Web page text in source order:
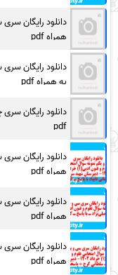
دانلود رایگان
همراه pdf
دانلود رایگان
به همراه pdf
دانلود رایگان
pdf
دانلود رایگان
همراه pdf
دانلود رایگان
همراه pdf
دانلود رایگان
همراه pdf